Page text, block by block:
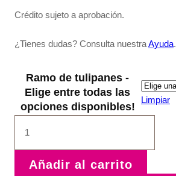
Crédito sujeto a aprobación.
¿Tienes dudas? Consulta nuestraAyuda.
Ramo de tulipanes -
Elige entre todas las
opciones disponibles!
Limpiar
de
cantidad
Añadir al carrito